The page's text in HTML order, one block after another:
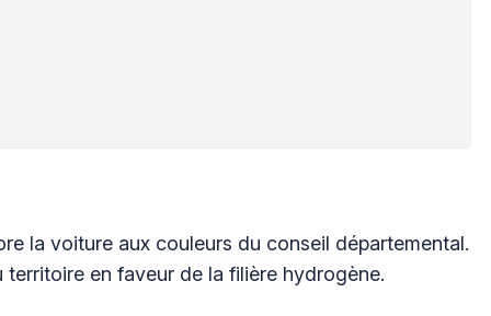
la voiture aux couleurs du conseil départemental.
territoire en faveur de la filière hydrogène.